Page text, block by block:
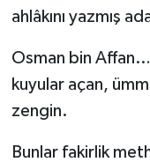
ahlâkını yazmış
Osman bin
kuyular açan,
zengin.
Bunlar fakirlik